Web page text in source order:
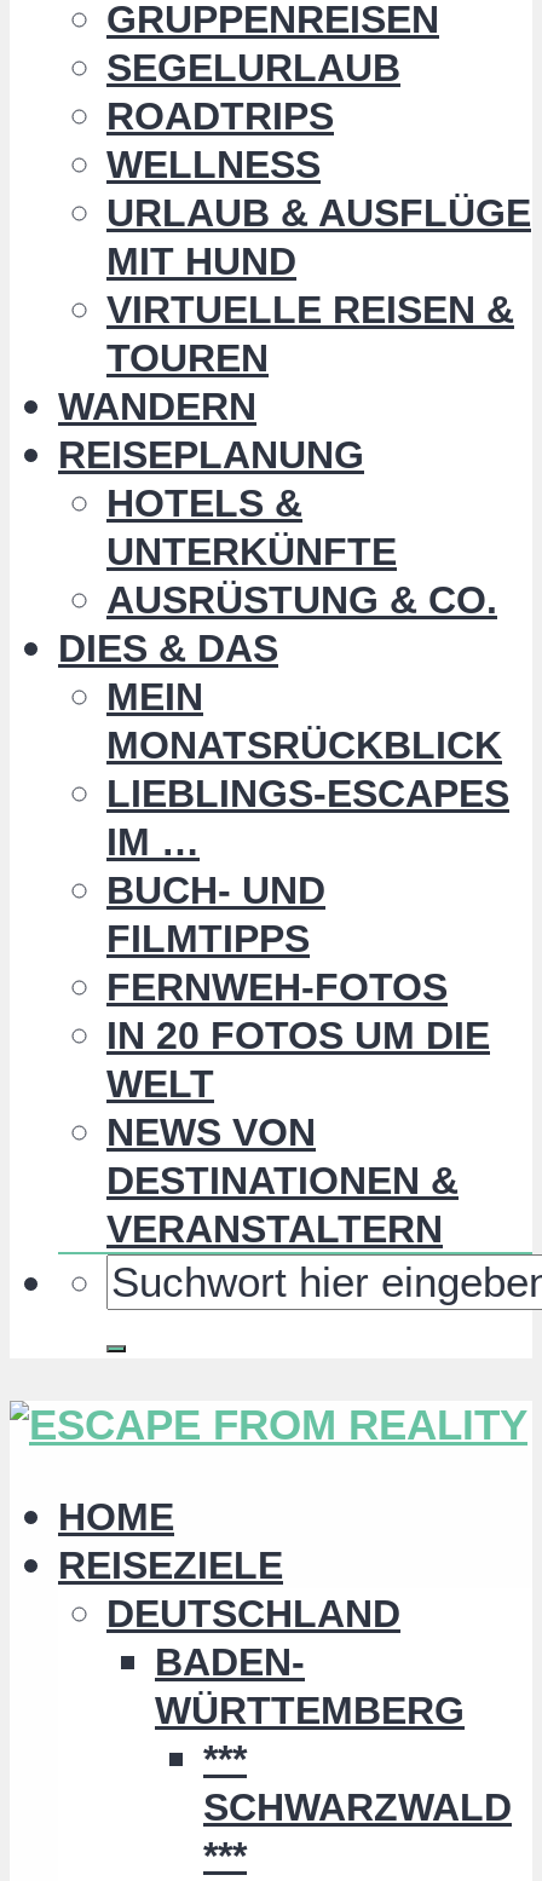
GRUPPENREISEN
SEGELURLAUB
ROADTRIPS
WELLNESS
URLAUB & AUSFLÜGE
MIT HUND
VIRTUELLE REISEN &
TOUREN
WANDERN
REISEPLANUNG
HOTELS &
UNTERKÜNFTE
AUSRÜSTUNG & CO.
DIES & DAS
MEIN
MONATSRÜCKBLICK
LIEBLINGS-ESCAPES
IM …
BUCH- UND
FILMTIPPS
FERNWEH-FOTOS
IN 20 FOTOS UM DIE
WELT
NEWS VON
DESTINATIONEN &
VERANSTALTERN
HOME
REISEZIELE
DEUTSCHLAND
BADEN-
WÜRTTEMBERG
***
SCHWARZWALD
***